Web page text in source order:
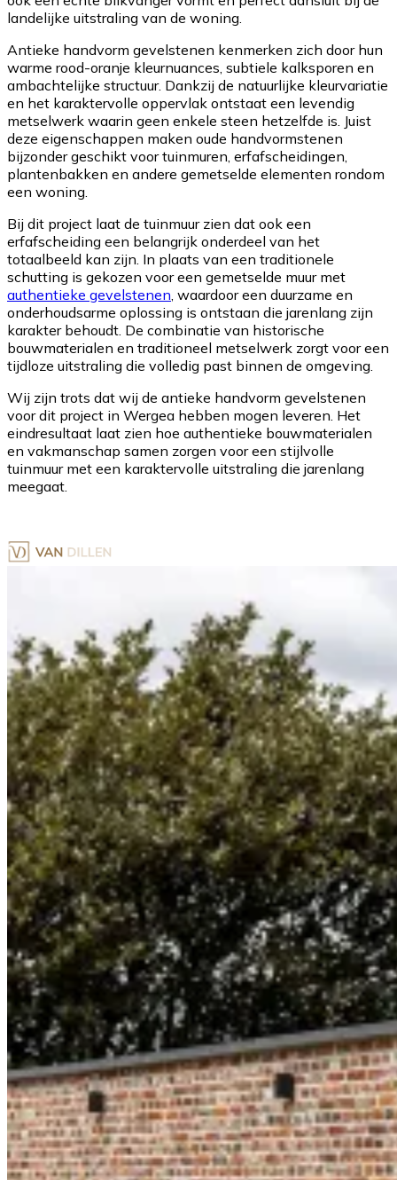
landelijke uitstraling van de woning.
Antieke handvorm gevelstenen kenmerken zich door hun
warme rood-oranje kleurnuances, subtiele kalksporen en
ambachtelijke structuur. Dankzij de natuurlijke kleurvariatie
en het karaktervolle oppervlak ontstaat een levendig
metselwerk waarin geen enkele steen hetzelfde is. Juist
deze eigenschappen maken oude handvormstenen
bijzonder geschikt voor tuinmuren, erfafscheidingen,
plantenbakken en andere gemetselde elementen rondom
een woning.
Bij dit project laat de tuinmuur zien dat ook een
erfafscheiding een belangrijk onderdeel van het
totaalbeeld kan zijn. In plaats van een traditionele
schutting is gekozen voor een gemetselde muur met
authentieke gevelstenen , waardoor een duurzame en
onderhoudsarme oplossing is ontstaan die jarenlang zijn
karakter behoudt. De combinatie van historische
bouwmaterialen en traditioneel metselwerk zorgt voor een
tijdloze uitstraling die volledig past binnen de omgeving.
Wij zijn trots dat wij de antieke handvorm gevelstenen
voor dit project in Wergea hebben mogen leveren. Het
eindresultaat laat zien hoe authentieke bouwmaterialen
en vakmanschap samen zorgen voor een stijlvolle
tuinmuur met een karaktervolle uitstraling die jarenlang
meegaat.